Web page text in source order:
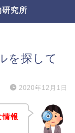
究所
を探して
2020年12月1日
情報